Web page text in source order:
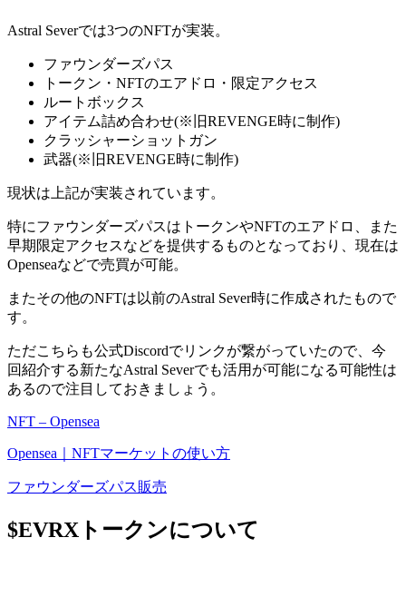
Astral Severでは3つのNFTが実装。
ファウンダーズパス
トークン・NFTのエアドロ・限定アクセス
ルートボックス
アイテム詰め合わせ(※旧REVENGE時に制作)
クラッシャーショットガン
武器(※旧REVENGE時に制作)
現状は上記が実装されています。
特にファウンダーズパスはトークンやNFTのエアドロ、また
早期限定アクセスなどを提供するものとなっており、現在は
Openseaなどで売買が可能。
またその他のNFTは以前のAstral Sever時に作成されたもので
す。
ただこちらも公式Discordでリンクが繋がっていたので、今
回紹介する新たなAstral Severでも活用が可能になる可能性は
あるので注目しておきましょう。
NFT – Opensea
Opensea｜NFTマーケットの使い方
ファウンダーズパス販売
$EVRXトークンについて